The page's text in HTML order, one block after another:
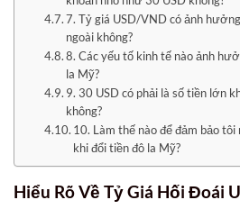
7. Tỷ giá USD/VND có ảnh
ngoài không?
8. Các yếu tố kinh tế nào ảnh
la Mỹ?
9. 30 USD có phải là số tiền lớn
không?
10. Làm thế nào để đảm bảo
khi đổi tiền đô la Mỹ?
Hiểu Rõ Về Tỷ Giá Hối Đoái